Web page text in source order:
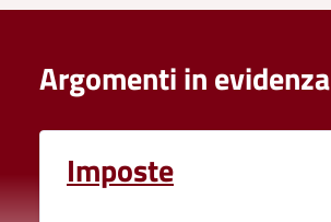
Argomenti in evidenza
Imposte